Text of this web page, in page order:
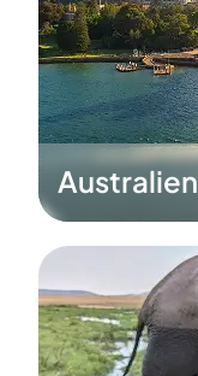
Australien